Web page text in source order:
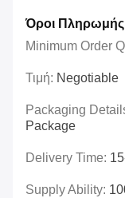
Όροι
Minimum Order
Τιμή: Negotiable
Packaging
Package
Delivery Time:
Supply Ability: